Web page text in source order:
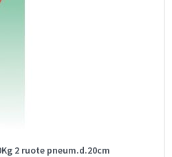
2 ruote pneum.d.20cm